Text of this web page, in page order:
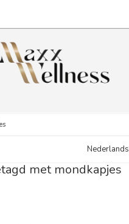
Nederlands
met mondkapjes